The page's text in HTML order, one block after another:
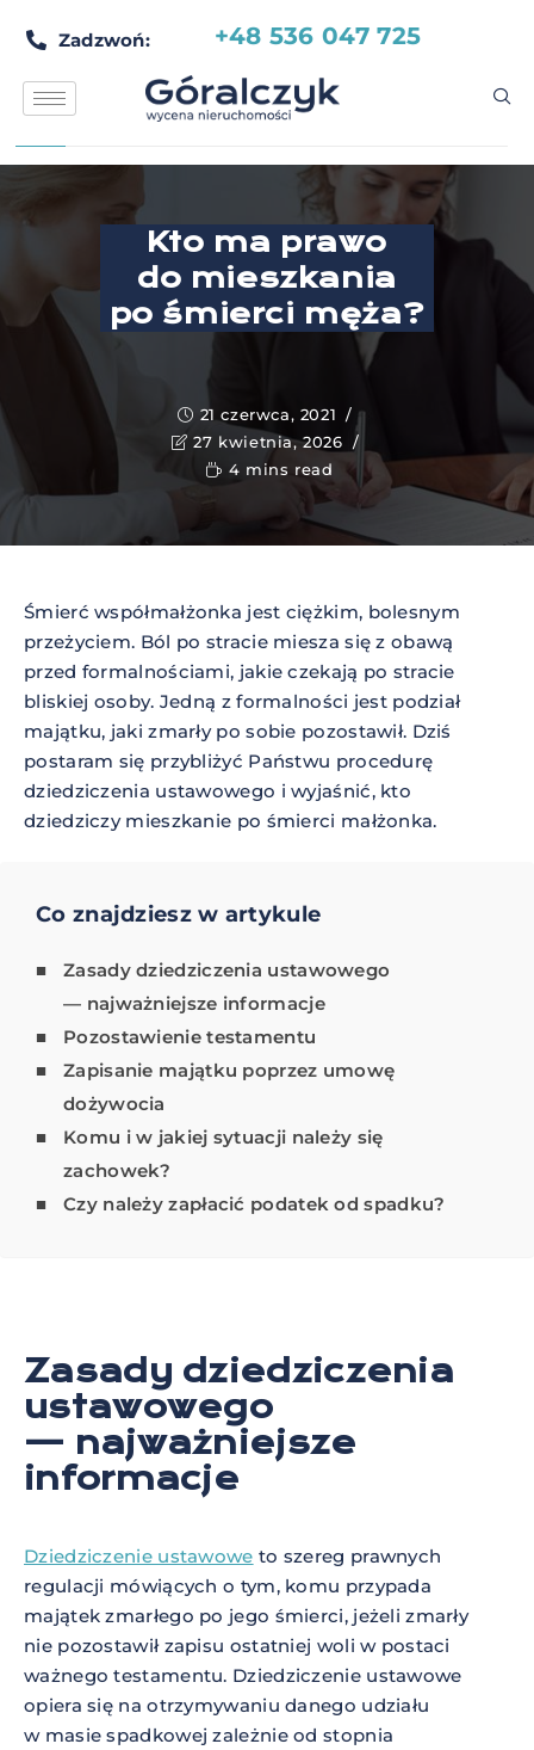
Zadzwoń: +48 536 047 725
Kto ma prawo
do mieszkania
po śmierci męża?
21 czerwca, 2021
27 kwietnia, 2026
4 mins read
Śmierć współmałżonka jest ciężkim, bolesnym
przeżyciem. Ból po stracie miesza się z obawą
przed formalnościami, jakie czekają po stracie
bliskiej osoby. Jedną z formalności jest podział
majątku, jaki zmarły po sobie pozostawił. Dziś
postaram się przybliżyć Państwu procedurę
dziedziczenia ustawowego i wyjaśnić, kto
dziedziczy mieszkanie po śmierci małżonka.
Co znajdziesz w artykule
Zasady dziedziczenia ustawowego
— najważniejsze informacje
Pozostawienie testamentu
Zapisanie majątku poprzez umowę
dożywocia
Komu i w jakiej sytuacji należy się
zachowek?
Czy należy zapłacić podatek od spadku?
Zasady dziedziczenia
ustawowego
— najważniejsze
informacje
Dziedziczenie ustawowe to szereg prawnych
regulacji mówiących o tym, komu przypada
majątek zmarłego po jego śmierci, jeżeli zmarły
nie pozostawił zapisu ostatniej woli w postaci
ważnego testamentu. Dziedziczenie ustawowe
opiera się na otrzymywaniu danego udziału
w masie spadkowej zależnie od stopnia